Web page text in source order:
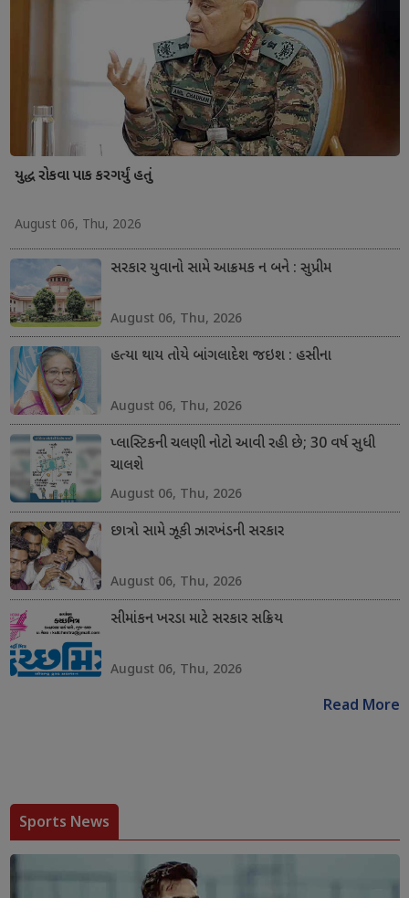
યુદ્ધ રોકવા પાક કરગર્યું હતું
August 06, Thu, 2026
સરકાર યુવાનો સામે આક્રમક ન બને : સુપ્રીમ
August 06, Thu, 2026
હત્યા થાય તોયે બાંગલાદેશ જઇશ : હસીના
August 06, Thu, 2026
પ્લાસ્ટિકની ચલણી નોટો આવી રહી છે; 30 વર્ષ સુધી
ચાલશે
August 06, Thu, 2026
છાત્રો સામે ઝૂકી ઝારખંડની સરકાર
August 06, Thu, 2026
સીમાંકન ખરડા માટે સરકાર સક્રિય
August 06, Thu, 2026
Read More
Sports News